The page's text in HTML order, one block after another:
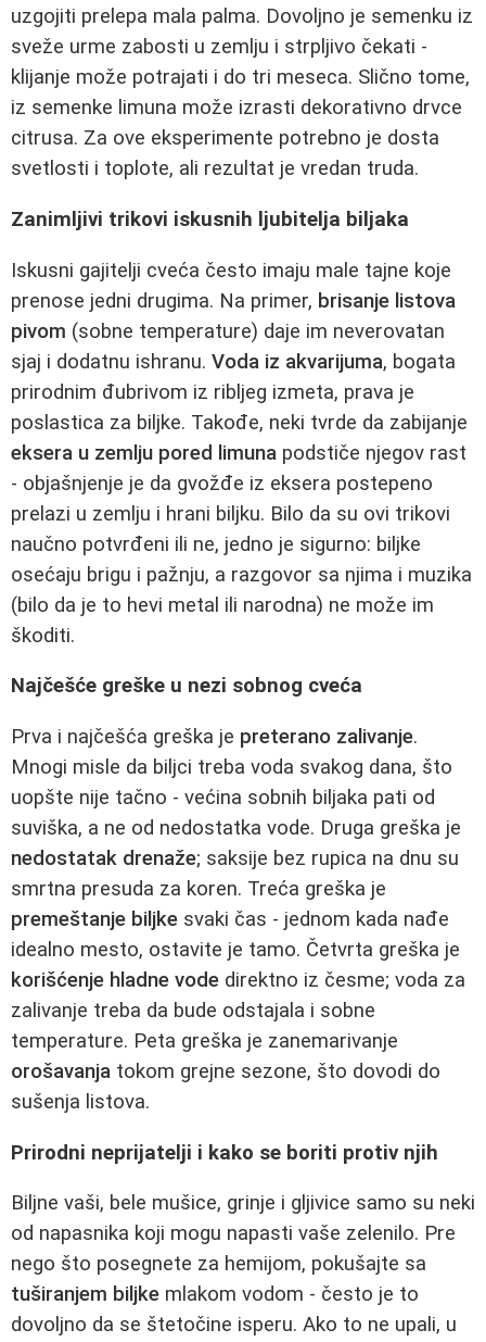
uzgojiti prelepa mala palma. Dovoljno je semenku iz
sveže urme zabosti u zemlju i strpljivo čekati -
klijanje može potrajati i do tri meseca. Slično tome,
iz semenke limuna može izrasti dekorativno drvce
citrusa. Za ove eksperimente potrebno je dosta
svetlosti i toplote, ali rezultat je vredan truda.
Zanimljivi trikovi iskusnih ljubitelja biljaka
Iskusni gajitelji cveća često imaju male tajne koje
prenose jedni drugima. Na primer, brisanje listova
pivom (sobne temperature) daje im neverovatan
sjaj i dodatnu ishranu. Voda iz akvarijuma, bogata
prirodnim đubrivom iz ribljeg izmeta, prava je
poslastica za biljke. Takođe, neki tvrde da zabijanje
eksera u zemlju pored limuna podstiče njegov rast
- objašnjenje je da gvožđe iz eksera postepeno
prelazi u zemlju i hrani biljku. Bilo da su ovi trikovi
naučno potvrđeni ili ne, jedno je sigurno: biljke
osećaju brigu i pažnju, a razgovor sa njima i muzika
(bilo da je to hevi metal ili narodna) ne može im
škoditi.
Najčešće greške u nezi sobnog cveća
Prva i najčešća greška je preterano zalivanje.
Mnogi misle da biljci treba voda svakog dana, što
uopšte nije tačno - većina sobnih biljaka pati od
suviška, a ne od nedostatka vode. Druga greška je
nedostatak drenaže; saksije bez rupica na dnu su
smrtna presuda za koren. Treća greška je
premeštanje biljke svaki čas - jednom kada nađe
idealno mesto, ostavite je tamo. Četvrta greška je
korišćenje hladne vode direktno iz česme; voda za
zalivanje treba da bude odstajala i sobne
temperature. Peta greška je zanemarivanje
orošavanja tokom grejne sezone, što dovodi do
sušenja listova.
Prirodni neprijatelji i kako se boriti protiv njih
Biljne vaši, bele mušice, grinje i gljivice samo su neki
od napasnika koji mogu napasti vaše zelenilo. Pre
nego što posegnete za hemijom, pokušajte sa
tuširanjem biljke mlakom vodom - često je to
dovoljno da se štetočine isperu. Ako to ne upali, u